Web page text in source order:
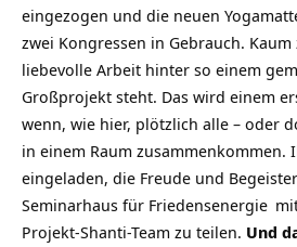
eingezogen und die neuen
zwei Kongressen in Gebrauch.
liebevolle Arbeit hinter so einem
Großprojekt steht. Das wird einem
wenn, wie hier, plötzlich alle – oder
in einem Raum zusammenkommen.
eingeladen, die Freude und
Seminarhaus für Friedensenergie
Projekt-Shanti-Team zu teilen. Und